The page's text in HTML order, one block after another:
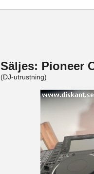
Säljes: Pioneer
(DJ-utrustning)